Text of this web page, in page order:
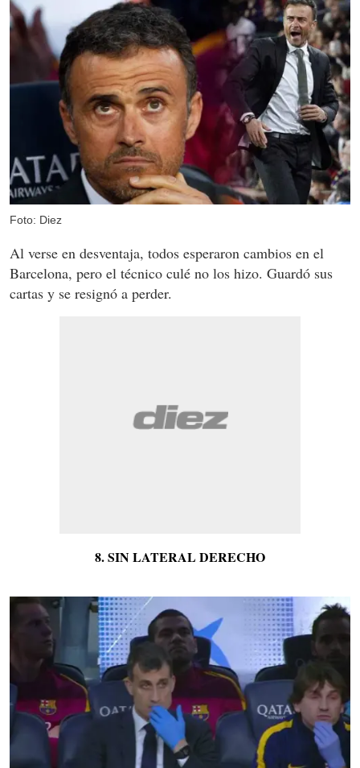
Foto: Diez
Al verse en desventaja, todos esperaron cambios en el
Barcelona, pero el técnico culé no los hizo. Guardó sus
cartas y se resignó a perder.
8. SIN LATERAL DERECHO